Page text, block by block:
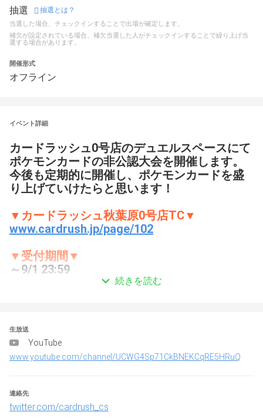
抽選 抽選とは？
当選した場合、チェックインすることで出場が確定します。
補欠が設定されている場合、補欠当選した人がチェックインすることで繰り上げ当
選する場合があります。
開催形式
オフライン
イベント詳細
カードラッシュ0号店のデュエルスペースにて
ポケモンカードの非公認大会を開催します。
今後も定期的に開催し、ポケモンカードを盛
り上げていけたらと思います！
▼カードラッシュ秋葉原0号店TC▼
www.cardrush.jp/page/102
▼受付期間▼
～9/1 23:59
▼大会名
第10回ポケカカードラッシュ杯（#ラッシュ
杯）
▼開催日
2024/9/15(土)
続きを読む
生放送
YouTube
www.youtube.com/channel/UCWG4Sp71CkBNEKCqRE5HRuQ
連絡先
twitter.com/cardrush_cs